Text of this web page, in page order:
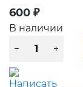
600 ₽
В наличии